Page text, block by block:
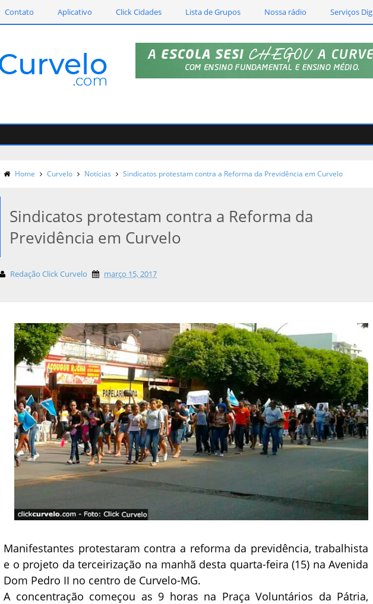
Contato Aplicativo Click Cidades Lista de Grupos Nossa rádio Serviços
Home Curvelo Notícias Sindicatos protestam contra a Reforma da Previdência em Curvelo
Sindicatos protestam contra a Reforma da
Previdência em Curvelo
Redação Click Curvelo março 15, 2017
Manifestantes protestaram contra a reforma da previdência, trabalhista
e o projeto da terceirização na manhã desta quarta-feira (15) na Avenida
Dom Pedro II no centro de Curvelo-MG.
A concentração começou as 9 horas na Praça Voluntários da Pátria,